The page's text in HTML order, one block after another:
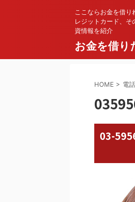
ここならお金を借
レジットカード、
資情報を紹介
お金を借り
HOME > 電
03-